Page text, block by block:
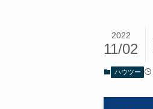
2022
11/02
ハウツー